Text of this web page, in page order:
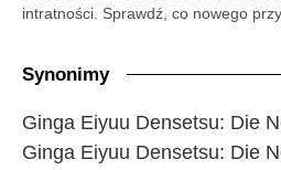
intratności. Sprawdź, co nowego
Synonimy
Ginga Eiyuu Densetsu: Die
Ginga Eiyuu Densetsu: Die